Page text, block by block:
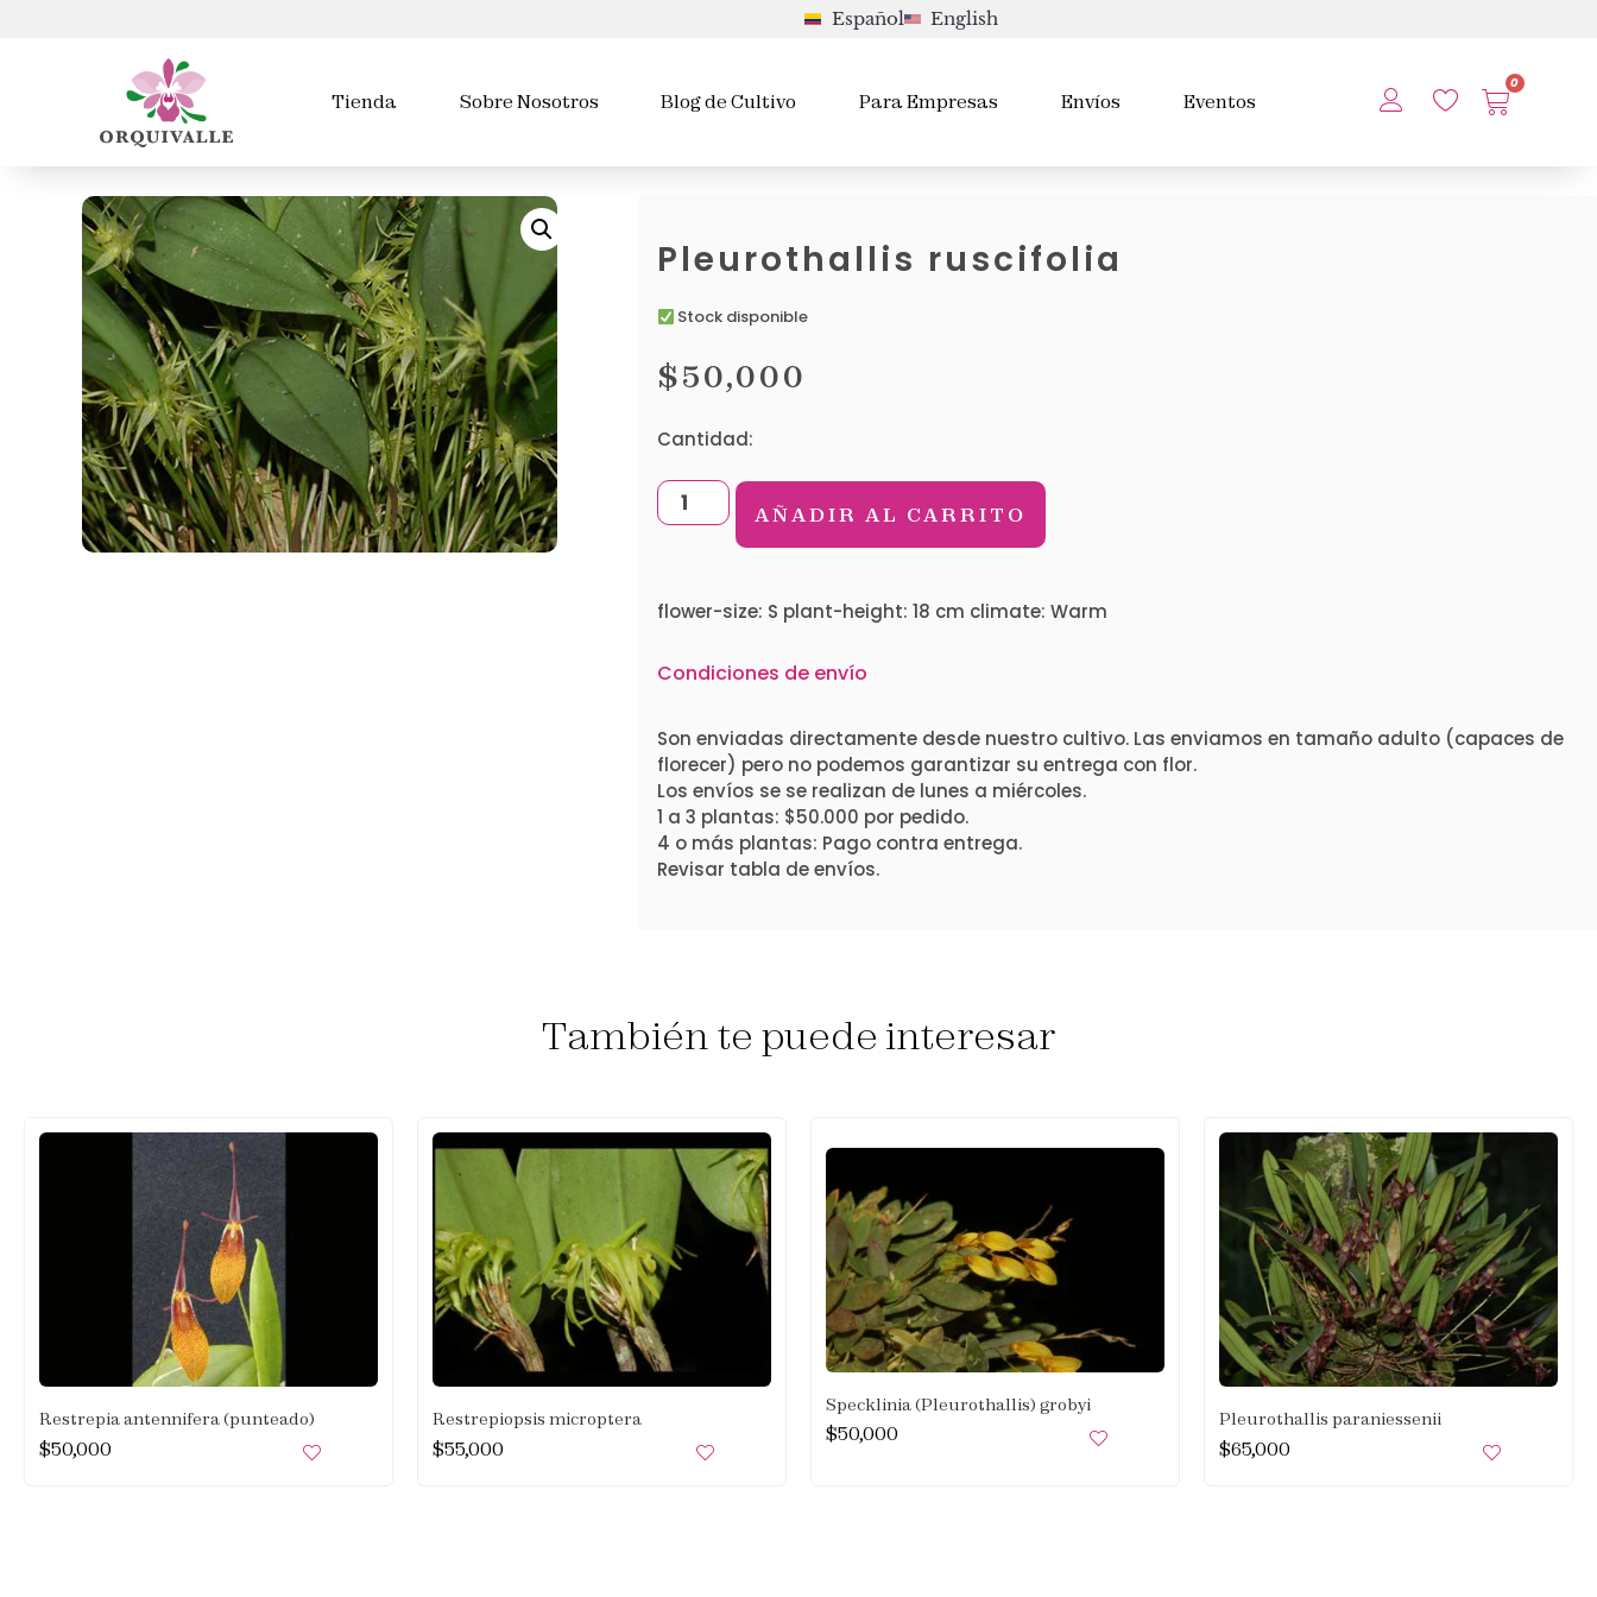
Español English
Tienda Sobre Nosotros Blog de Cultivo Para Empresas Envíos Eventos
0
Pleurothallis ruscifolia
Stock disponible
$50,000
Cantidad:
AÑADIR AL CARRITO
flower-size: S plant-height: 18 cm climate: Warm
Condiciones de envío
Son enviadas directamente desde nuestro cultivo. Las enviamos en tamaño adulto (capaces de
florecer) pero no podemos garantizar su entrega con flor.
Los envíos se se realizan de lunes a miércoles.
1 a 3 plantas: $50.000 por pedido.
4 o más plantas: Pago contra entrega.
Revisar tabla de envíos.
También te puede interesar
Restrepia antennifera (punteado)
$50,000
Restrepiopsis microptera
$55,000
Specklinia (Pleurothallis) grobyi
$50,000
Pleurothallis paraniessenii
$65,000